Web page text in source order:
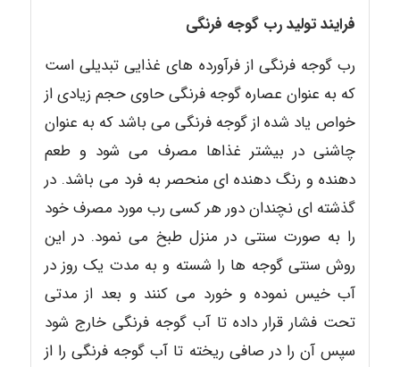
فرایند تولید رب گوجه فرنگی
رب گوجه فرنگی از فرآورده های غذایی تبدیلی است
که به عنوان عصاره گوجه فرنگی حاوی حجم زیادی از
خواص یاد شده از گوجه فرنگی می باشد که به عنوان
چاشنی در بیشتر غذاها مصرف می شود و طعم
دهنده و رنگ دهنده ای منحصر به فرد می باشد. در
گذشته ای نچندان دور هر کسی رب مورد مصرف خود
را به صورت سنتی در منزل طبخ می نمود. در این
روش سنتی گوجه ها را شسته و به مدت یک روز در
آب خیس نموده و خورد می کنند و بعد از مدتی
تحت فشار قرار داده تا آب گوجه فرنگی خارج شود
سپس آن را در صافی ریخته تا آب گوجه فرنگی را از